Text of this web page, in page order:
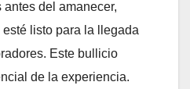
del amanecer,
listo para la llegada
Este bullicio
de la experiencia.